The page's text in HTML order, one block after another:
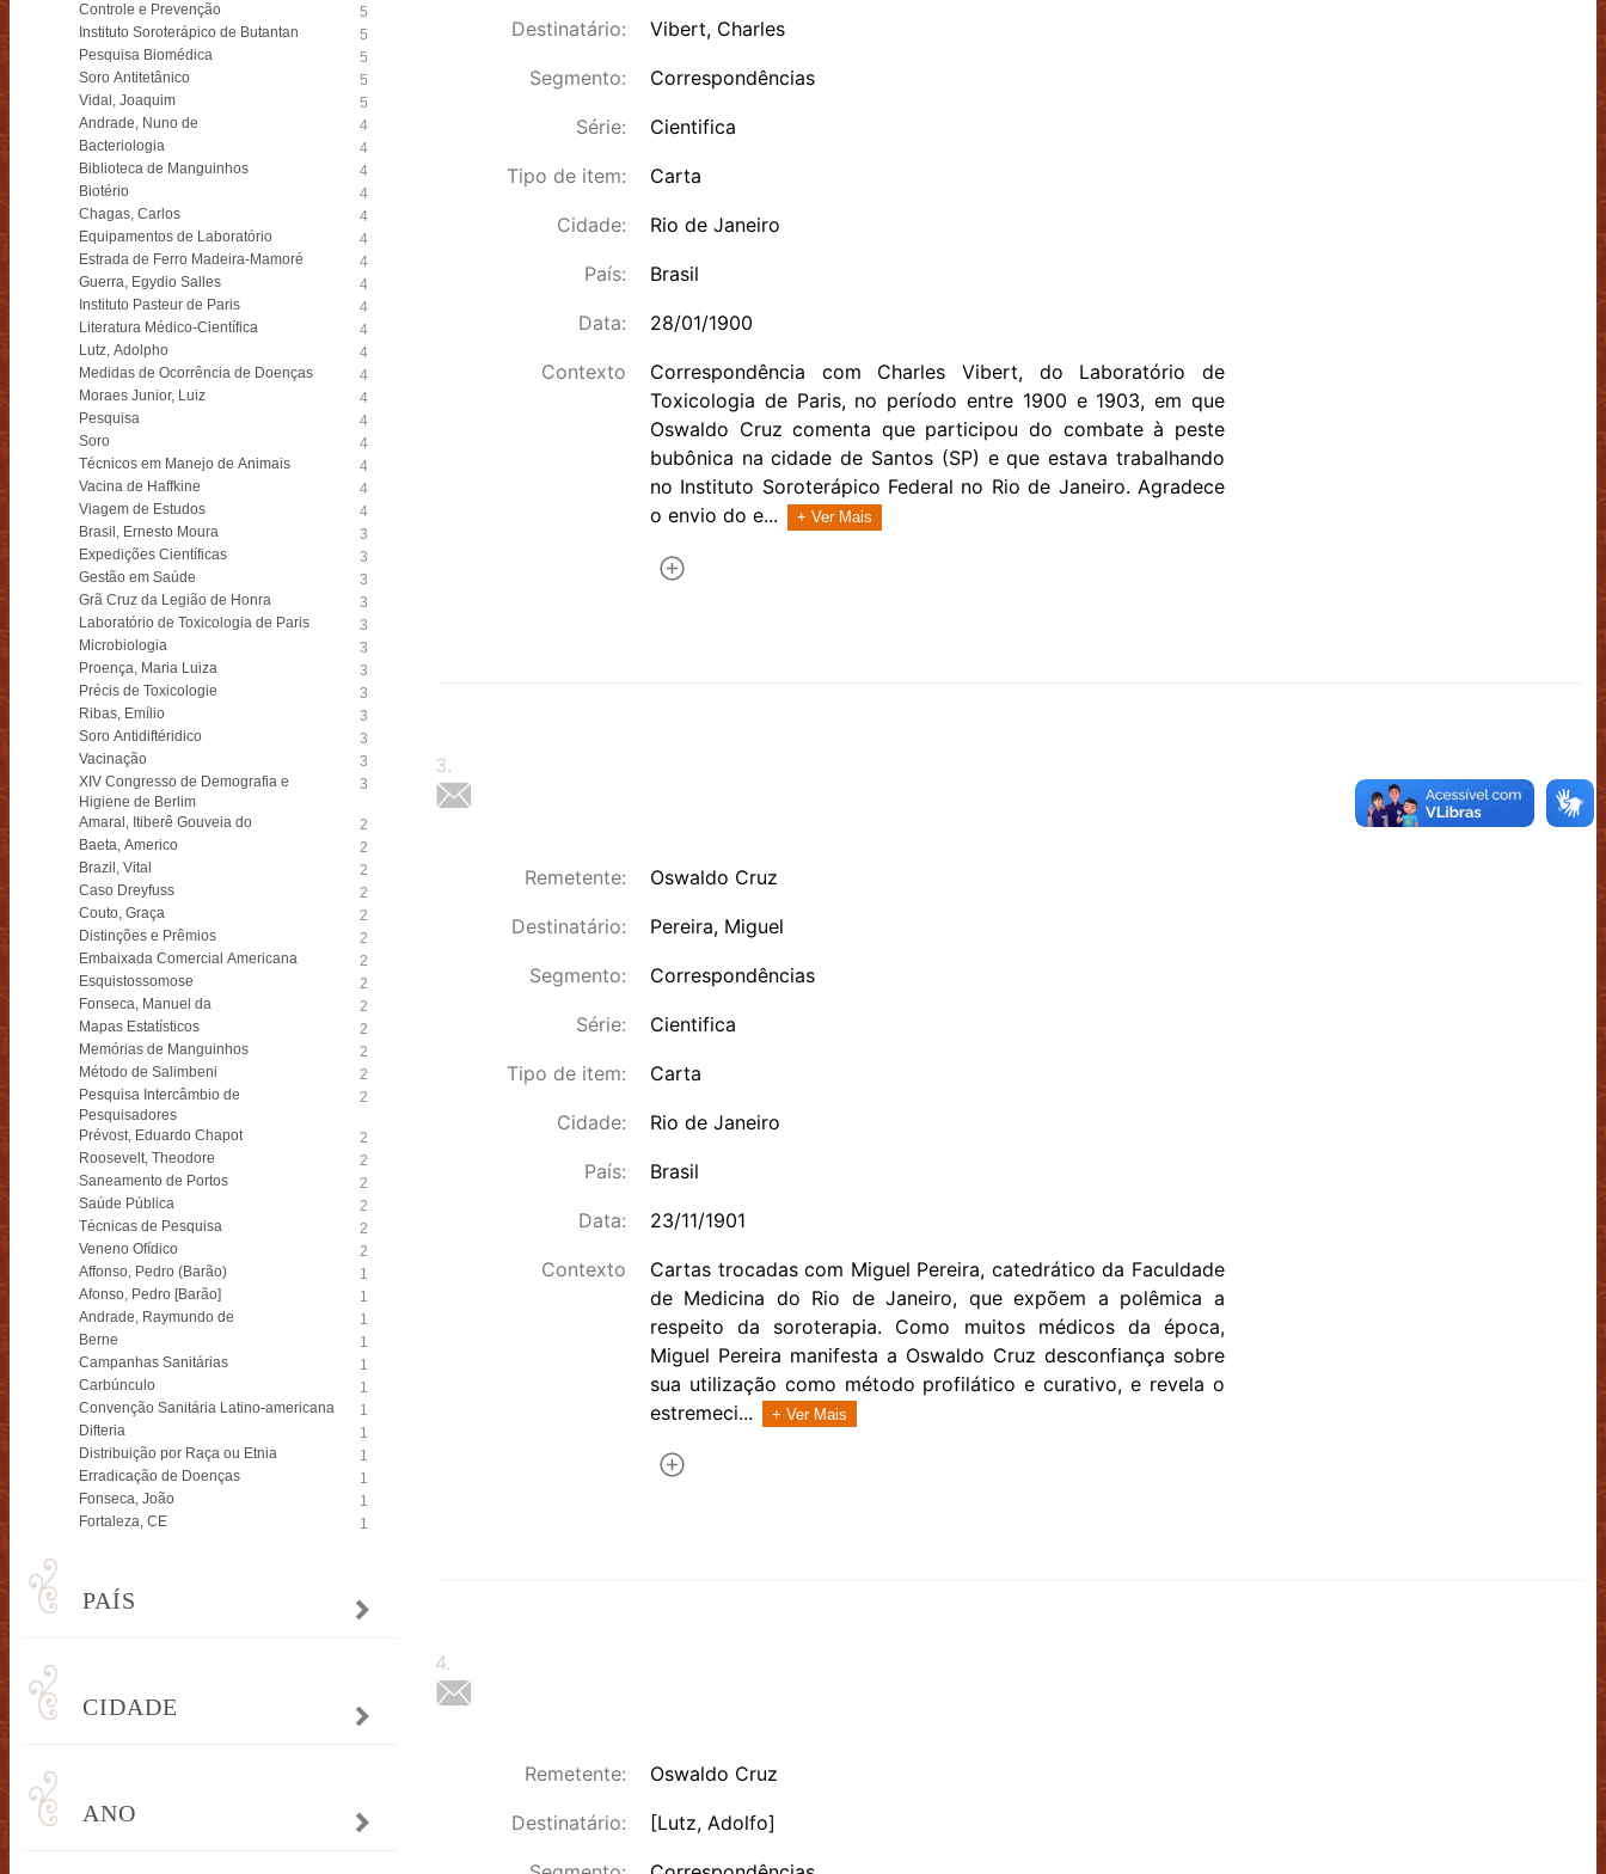
Controle e Prevenção
5
Instituto Soroterápico de Butantan
5
Pesquisa Biomédica
5
Soro Antitetânico
5
Vidal, Joaquim
5
Andrade, Nuno de
4
Bacteriologia
4
Biblioteca de Manguinhos
4
Biotério
4
Chagas, Carlos
4
Equipamentos de Laboratório
4
Estrada de Ferro Madeira-Mamoré
4
Guerra, Egydio Salles
4
Instituto Pasteur de Paris
4
Literatura Médico-Científica
4
Lutz, Adolpho
4
Medidas de Ocorrência de Doenças
4
Moraes Junior, Luiz
4
Pesquisa
4
Soro
4
Técnicos em Manejo de Animais
4
Vacina de Haffkine
4
Viagem de Estudos
4
Brasil, Ernesto Moura
3
Expedições Científicas
3
Gestão em Saúde
3
Grã Cruz da Legião de Honra
3
Laboratório de Toxicologia de Paris
3
Microbiologia
3
Proença, Maria Luiza
3
Précis de Toxicologie
3
Ribas, Emílio
3
Soro Antidiftéridico
3
Vacinação
3
XIV Congresso de Demografia e
Higiene de Berlim
3
Amaral, Itiberê Gouveia do
2
Baeta, Americo
2
Brazil, Vital
2
Caso Dreyfuss
2
Couto, Graça
2
Distinções e Prêmios
2
Embaixada Comercial Americana
2
Esquistossomose
2
Fonseca, Manuel da
2
Mapas Estatísticos
2
Memórias de Manguinhos
2
Método de Salimbeni
2
Pesquisa Intercâmbio de
Pesquisadores
2
Prévost, Eduardo Chapot
2
Roosevelt, Theodore
2
Saneamento de Portos
2
Saúde Pública
2
Técnicas de Pesquisa
2
Veneno Ofídico
2
Affonso, Pedro (Barão)
1
Afonso, Pedro [Barão]
1
Andrade, Raymundo de
1
Berne
1
Campanhas Sanitárias
1
Carbúnculo
1
Convenção Sanitária Latino-americana
1
Difteria
1
Distribuição por Raça ou Etnia
1
Erradicação de Doenças
1
Fonseca, João
1
Fortaleza, CE
1
PAÍS
CIDADE
ANO
Destinatário: Vibert, Charles
Segmento: Correspondências
Série: Cientifica
Tipo de item: Carta
Cidade: Rio de Janeiro
País: Brasil
Data: 28/01/1900
Contexto
Correspondência com Charles Vibert, do Laboratório de
Toxicologia de Paris, no período entre 1900 e 1903, em que
Oswaldo Cruz comenta que participou do combate à peste
bubônica na cidade de Santos (SP) e que estava trabalhando
no Instituto Soroterápico Federal no Rio de Janeiro. Agradece
o envio do e...
+ Ver Mais
3.
Remetente: Oswaldo Cruz
Destinatário: Pereira, Miguel
Segmento: Correspondências
Série: Cientifica
Tipo de item: Carta
Cidade: Rio de Janeiro
País: Brasil
Data: 23/11/1901
Contexto
Cartas trocadas com Miguel Pereira, catedrático da Faculdade
de Medicina do Rio de Janeiro, que expõem a polêmica a
respeito da soroterapia. Como muitos médicos da época,
Miguel Pereira manifesta a Oswaldo Cruz desconfiança sobre
sua utilização como método profilático e curativo, e revela o
estremeci...
+ Ver Mais
4.
Remetente: Oswaldo Cruz
Destinatário: [Lutz, Adolfo]